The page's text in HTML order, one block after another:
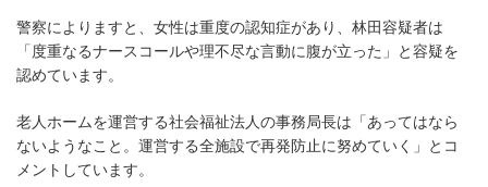
警察によりますと、女性は重度の認知症があり、林田容疑者は
「度重なるナースコールや理不尽な言動に腹が立った」と容疑を
認めています。
老人ホームを運営する社会福祉法人の事務局長は「あってはなら
ないようなこと。運営する全施設で再発防止に努めていく」とコ
メントしています。